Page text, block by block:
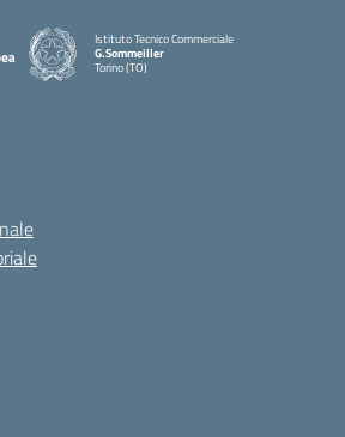
Istituto Tecnico Commerciale
G.Sommeiller
Torino (TO)